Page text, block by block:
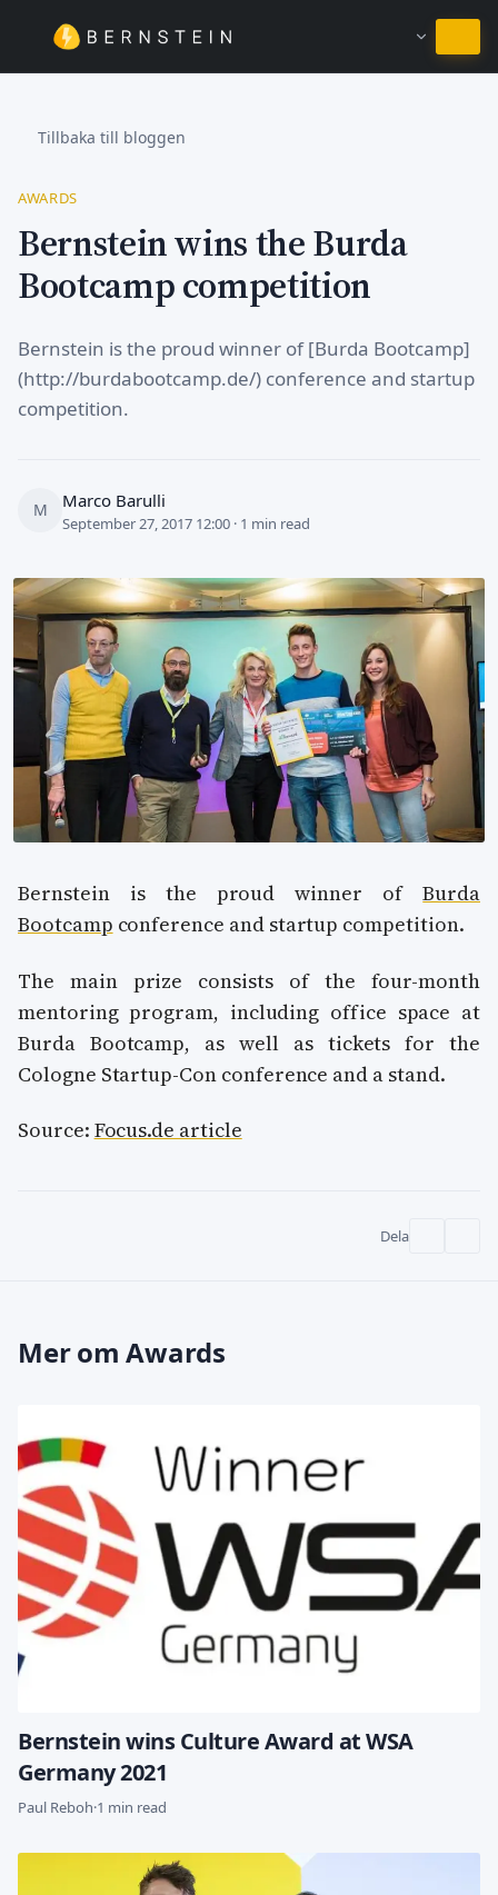
Stanna på Svenska
Tillbaka till bloggen
AWARDS
Bernstein wins the Burda
Bootcamp competition
Bernstein is the proud winner of [Burda Bootcamp]
(http://burdabootcamp.de/) conference and startup
competition.
M Marco Barulli
September 27, 2017 12:00 · 1 min read
Bernstein is the proud winner ofBurda
Bootcamp conference and startup competition.
The main prize consists of the four-month
mentoring program, including office space at
Burda Bootcamp, as well as tickets for the
Cologne Startup-Con conference and a stand.
Source: Focus.de article
Dela
Mer om Awards
Bernstein wins Culture Award at WSA
Germany 2021
Paul Reboh·1 min read